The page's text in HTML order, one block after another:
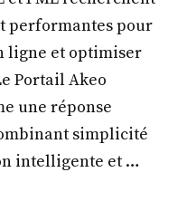
performantes pour
ligne et optimiser
Portail Akeo
une réponse
simplicité
intelligente et …